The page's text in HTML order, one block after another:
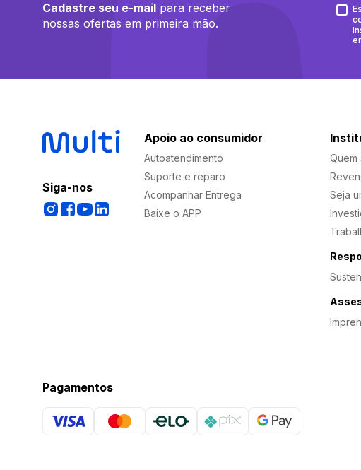
Cadastre seu e-mail para receber
nossas ofertas em primeira mão.
Siga-nos
Apoio ao consumidor
Autoatendimento
Suporte e reparo
Acompanhar Entrega
Baixe o APP
Quem
Seja
Pagamentos